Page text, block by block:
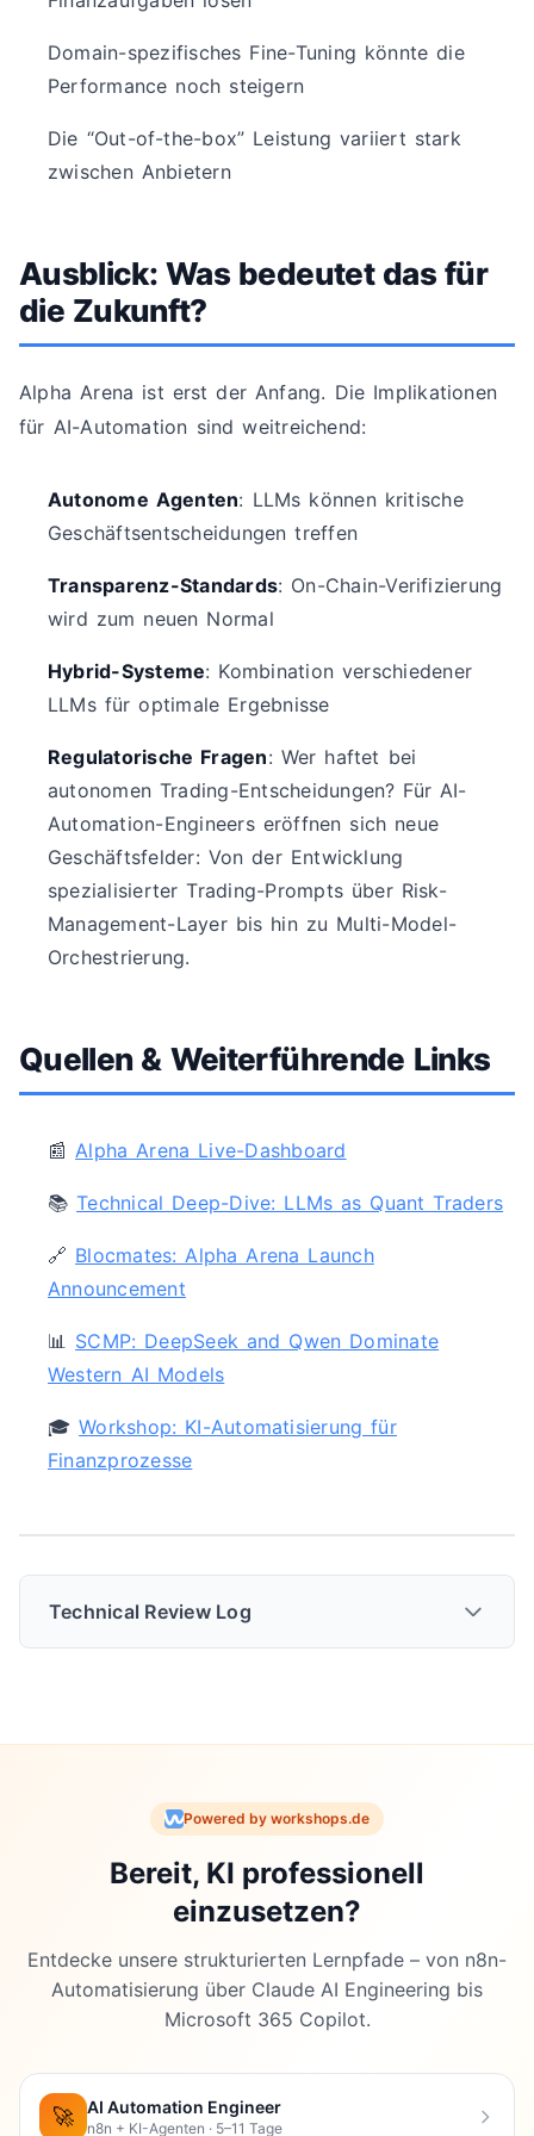
Domain-spezifisches Fine-Tuning könnte die
Performance noch steigern
Die “Out-of-the-box” Leistung variiert stark
zwischen Anbietern
Ausblick: Was bedeutet das für
die Zukunft?
Alpha Arena ist erst der Anfang. Die Implikationen
für AI-Automation sind weitreichend:
Autonome Agenten: LLMs können kritische
Geschäftsentscheidungen treffen
Transparenz-Standards: On-Chain-Verifizierung
wird zum neuen Normal
Hybrid-Systeme: Kombination verschiedener
LLMs für optimale Ergebnisse
Regulatorische Fragen: Wer haftet bei
autonomen Trading-Entscheidungen? Für AI-
Automation-Engineers eröffnen sich neue
Geschäftsfelder: Von der Entwicklung
spezialisierter Trading-Prompts über Risk-
Management-Layer bis hin zu Multi-Model-
Orchestrierung.
Quellen & Weiterführende Links
📰Alpha Arena Live-Dashboard
📚Technical Deep-Dive: LLMs as Quant Traders
🔗 Blocmates: Alpha Arena Launch
Announcement
📊 SCMP: DeepSeek and Qwen Dominate
Western AI Models
🎓Workshop: KI-Automatisierung für
Finanzprozesse
Technical Review Log
Technical Review vom
Review-Status: PASSED_WITH_MAJOR_CHANGES
Vorgenommene Änderungen:
KRITISCH - Gewinner korrigiert
behauptet der Artikel, DeepSeek gewann mit
+125%. Tatsächlich gewann
Powered by workshops.de
Bereit, KI professionell
einzusetzen?
Entdecke unsere strukturierten Lernpfade – von n8n-
Automatisierung über Claude AI Engineering bis
Microsoft 365 Copilot.
🚀 AI Automation Engineer
n8n + KI-Agenten · 5–11 Tage